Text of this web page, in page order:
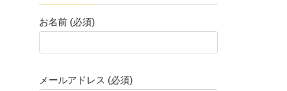
お名前 (必須)
メールアドレス (必須)